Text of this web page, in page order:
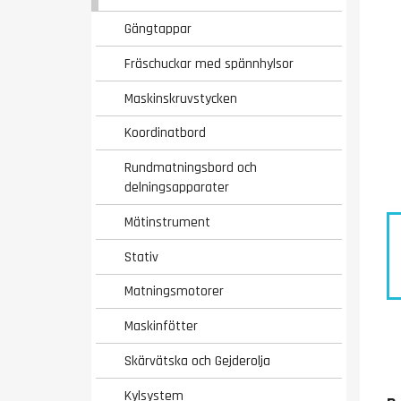
Gängtappar
Fräschuckar med spännhylsor
Maskinskruvstycken
Koordinatbord
Rundmatningsbord och
delningsapparater
Mätinstrument
Stativ
Matningsmotorer
Maskinfötter
Skärvätska och Gejderolja
Kylsystem